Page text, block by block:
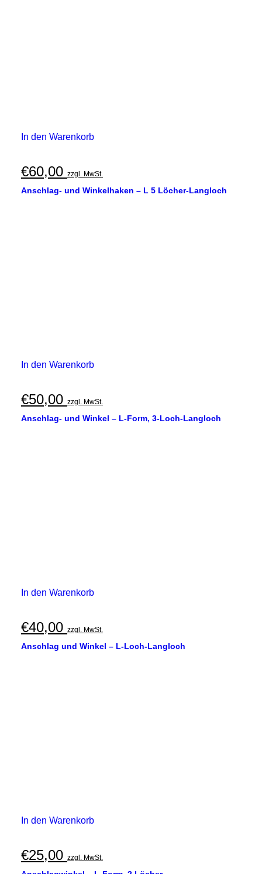
In den Warenkorb
€60,00 zzgl. MwSt.
Anschlag- und Winkelhaken – L 5 Löcher-Langloch
In den Warenkorb
€50,00 zzgl. MwSt.
Anschlag- und Winkel – L-Form, 3-Loch-Langloch
In den Warenkorb
€40,00 zzgl. MwSt.
Anschlag und Winkel – L-Loch-Langloch
In den Warenkorb
€25,00 zzgl. MwSt.